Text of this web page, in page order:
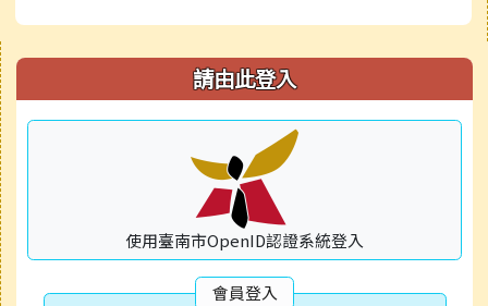
右邊區域內容 請由此登入
使用臺南市OpenID認證系統登入
會員登入